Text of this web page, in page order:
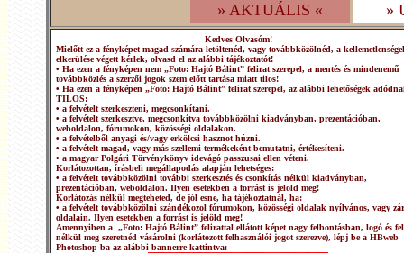
» AKTUÁLIS « »
Kedves Olvasóm!
Mielőtt ez a fényképet magad számára letöltenéd, vagy továbbközölnéd, a
elkerülése végett kérlek, olvasd el az alábbi tájékoztatót!
• Ha ezen a fényképen nem „Foto: Hajtó Bálint” felirat szerepel, a mentés és mindenemű
továbbközlés a szerzői jogok szem előtt tartása miatt tilos!
• Ha ezen a fényképen „Foto: Hajtó Bálint” felirat szerepel, az alábbi lehetőségek
TILOS:
• a felvételt szerkeszteni, megcsonkítani.
• a felvételt szerkesztve, megcsonkítva továbbközölni kiadványban, prezentációban,
weboldalon, fórumokon, közösségi oldalakon.
• a felvételből anyagi és/vagy erkölcsi hasznot húzni.
• a felvételt magad, vagy más szellemi termékeként bemutatni, értékesíteni.
• a magyar Polgári Törvénykönyv idevágó passzusai ellen véteni.
Korlátozottan, írásbeli megállapodás alapján lehetséges:
• a felvételt továbbközölni további szerkesztés és csonkítás nélkül kiadványban,
prezentációban, weboldalon. Ilyen esetekben a forrást is jelöld meg!
Korlátozás nélkül megteheted, de jól esne, ha tájékoztatnál, ha:
• a felvételt továbbközölni szándékozol fórumokon, közösségi oldalak nyílvános, vagy
oldalain. Ilyen esetekben a forrást is jelöld meg!
Amennyiben a „Foto: Hajtó Bálint” felirattal ellátott képet nagy felbontásban, logó és
nélkül meg szeretnéd vásárolni (korlátozott felhasználói jogot szerezve), lépj be a HBweb
Photoshop-ba az alábbi bannerre kattintva: